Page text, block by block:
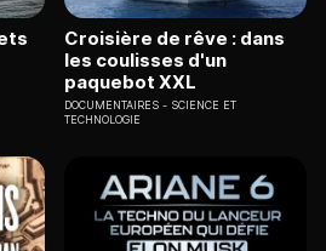
Croisière de rêve : dans
les coulisses d'un
paquebot XXL
DOCUMENTAIRES
SCIENCE ET
TECHNOLOGIE